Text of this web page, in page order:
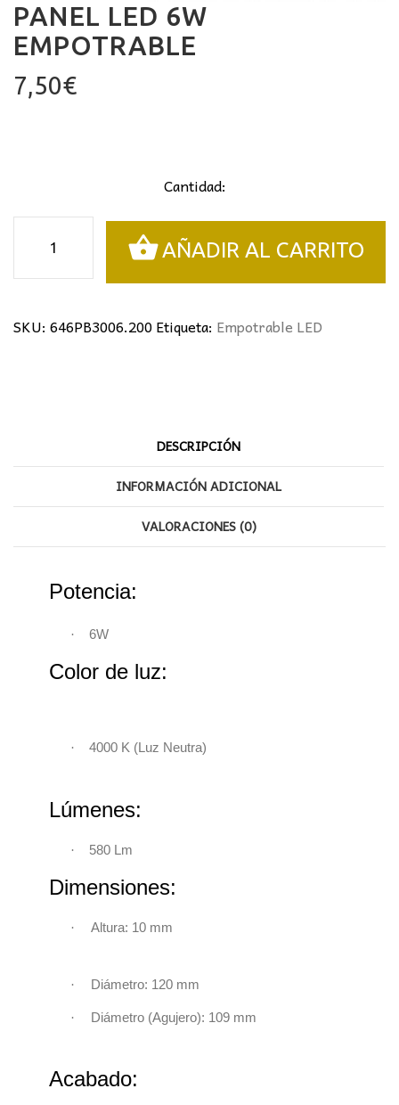
PANEL LED 6W
EMPOTRABLE
7,50€
Cantidad:
6W
cantidad
AÑADIR AL CARRITO
SKU: 646PB3006.200Etiqueta: Empotrable LED
DESCRIPCIÓN
INFORMACIÓN ADICIONAL
VALORACIONES (0)
Potencia:
· 6W
Color de luz:
· 4000 K ( Luz Neutra)
Lúmenes:
· 580 Lm
Dimensiones:
· Altura: 10 mm
· Diámetro: 120 mm
· Diámetro (Agujero): 109 mm
Acabado: